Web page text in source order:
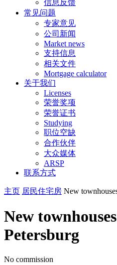
信息反馈
常见问题
专家意见
公司新闻
Market news
支持信息
相关文件
Mortgage calculator
关于我们
Licenses
荣誉奖项
荣誉证书
Studying
职位空缺
合作伙伴
大众媒体
ARSP
联系方式
主页 居民住宅房 New
New
Petersburg
No commission